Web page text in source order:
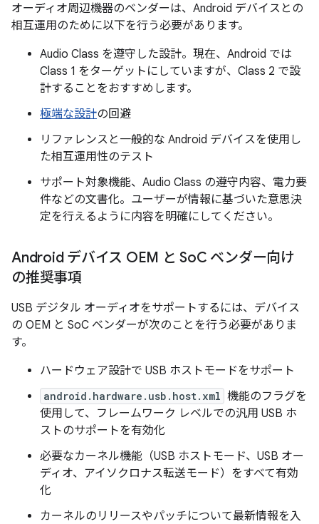
オーディオ周辺機器のベンダーは、Android デバイスとの
相互運用のために以下を行う必要があります。
Audio Class を遵守した設計。現在、Android では
Class 1 をターゲットにしていますが、Class 2 で設
計することをおすすめします。
極端な設計の回避
リファレンスと一般的な Android デバイスを使用し
た相互運用性のテスト
サポート対象機能、Audio Class の遵守内容、電力要
件などの文書化。ユーザーが情報に基づいた意思決
定を行えるように内容を明確にしてください。
Android デバイス OEM と SoC ベンダー向け
の推奨事項
USB デジタル オーディオをサポートするには、デバイス
の OEM と SoC ベンダーが次のことを行う必要がありま
す。
ハードウェア設計で USB ホストモードをサポート
android.hardware.usb.host.xml 機能のフラグを
使用して、フレームワーク レベルでの汎用 USB ホ
ストのサポートを有効化
必要なカーネル機能（USB ホストモード、USB オー
ディオ、アイソクロナス転送モード）をすべて有効
化
カーネルのリリースやパッチについて最新情報を入